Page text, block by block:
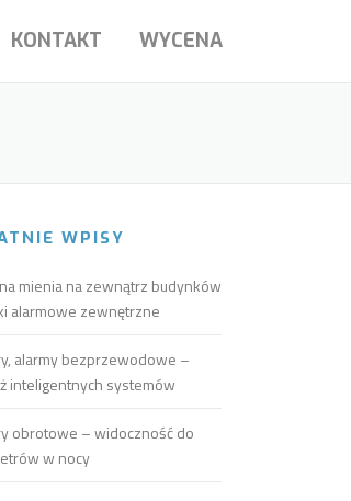
KONTAKT WYCENA
WPISY
mienia na zewnątrz budynków
alarmowe zewnętrzne
alarmy bezprzewodowe –
inteligentnych systemów
obrotowe – widoczność do
w nocy